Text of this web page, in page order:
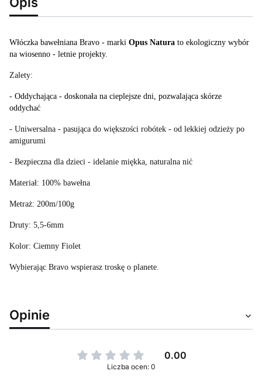
Włóczka bawełniana Bravo - marki Opus Natura to ekologiczny wybór
na wiosenno - letnie projekty.
Zalety:
- Oddychająca - doskonała na cieplejsze dni, pozwalająca skórze
oddychać
- Uniwersalna - pasująca do większości robótek - od lekkiej odzieży po
amigurumi
- Bezpieczna dla dzieci - idelanie miękka, naturalna nić
Materiał: 100% bawełna
Metraż: 200m/100g
Druty: 5,5-6mm
Kolor: Ciemny Fiolet
Wybierając Bravo wspierasz troskę o planete.
Opinie
0.00
Liczba ocen: 0